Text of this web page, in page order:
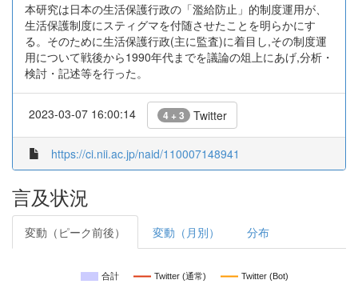
本研究は日本の生活保護行政の「濫給防止」的制度運用が、
生活保護制度にスティグマを付随させたことを明らかにす
る。そのために生活保護行政(主に監査)に着目し,その制度運
用について戦後から1990年代までを議論の俎上にあげ,分析・
検討・記述等を行った。
2023-03-07 16:00:14 4 + 3 Twitter
https://ci.nii.ac.jp/naid/110007148941
言及状況
変動（ピーク前後） 変動（月別） 分布
合計 Twitter (通常) Twitter (Bot)